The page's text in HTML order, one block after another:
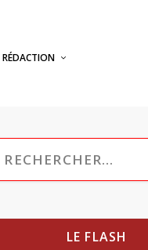
RÉDACTION
LE FLASH